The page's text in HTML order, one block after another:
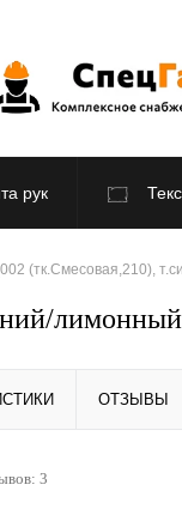
рук
По отраслям
(тк.Смесовая,210),
лимонный
ОТЗЫВЫ
3